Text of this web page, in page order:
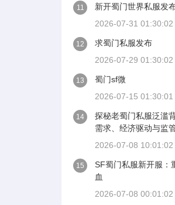
11
新开蜀门世界私服发
2026-07-31 01:30:02
12
求蜀门私服发布
2026-07-29 01:30:02
13
蜀门sf微
2026-07-15 01:30:01
14
探秘老蜀门私服泛滥
需求、经济驱动与监
2026-07-08 10:01:02
15
SF蜀门私服新开服：
血
2026-07-08 00:01:02